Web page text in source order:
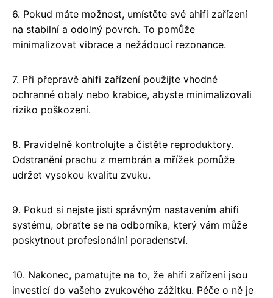
6. Pokud máte možnost, umístěte své ahifi zařízení
na stabilní a odolný povrch. To pomůže
minimalizovat vibrace a nežádoucí rezonance.
7. Při přepravě ahifi zařízení použijte vhodné
ochranné obaly nebo krabice, abyste minimalizovali
riziko poškození.
8. Pravidelně kontrolujte a čistěte reproduktory.
Odstranění prachu z membrán a mřížek pomůže
udržet vysokou kvalitu zvuku.
9. Pokud si nejste jisti správným nastavením ahifi
systému, obraťte se na odborníka, který vám může
poskytnout profesionální poradenství.
10. Nakonec, pamatujte na to, že ahifi zařízení jsou
investicí do vašeho zvukového zážitku. Péče o ně je